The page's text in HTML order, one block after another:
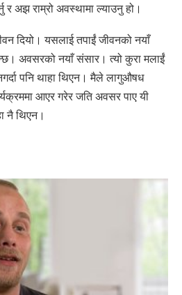
र अझ राम्रो अवस्थामा ल्याउनु हो।
दियो। यसलाई तपाईं जीवनको नयाँ
अवसरको नयाँ संसार। त्यो कुरा मलाईं
पनि थाहा थिएन। मैले लागुऔषध
आएर गरेर जति अवसर पाए यी
नै थिएन।